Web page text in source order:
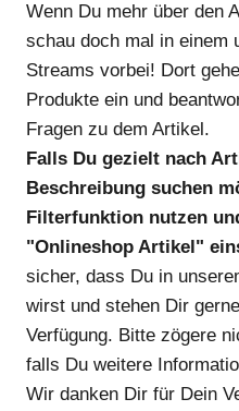
Wenn Du mehr über den
schau doch mal in einem
Streams vorbei! Dort
Produkte ein und
Fragen zu dem Artikel.
Falls Du gezielt nach
Beschreibung suchen
Filterfunktion nutzen
"Onlineshop Artikel"
sicher, dass Du in
wirst und stehen Dir
Verfügung. Bitte zögere
falls Du weitere
Wir danken Dir für Dein